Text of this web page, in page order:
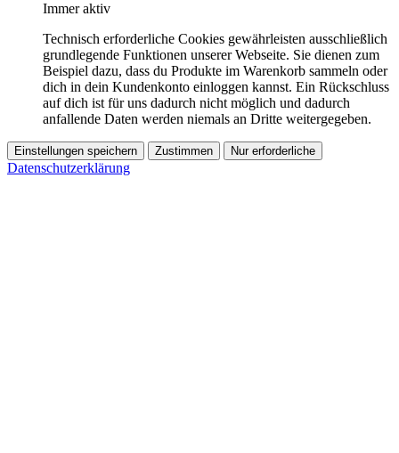
Immer aktiv
Technisch erforderliche Cookies gewährleisten ausschließlich
grundlegende Funktionen unserer Webseite. Sie dienen zum
Beispiel dazu, dass du Produkte im Warenkorb sammeln oder
dich in dein Kundenkonto einloggen kannst. Ein Rückschluss
auf dich ist für uns dadurch nicht möglich und dadurch
anfallende Daten werden niemals an Dritte weitergegeben.
Einstellungen speichern Zustimmen Nur erforderliche
Datenschutzerklärung